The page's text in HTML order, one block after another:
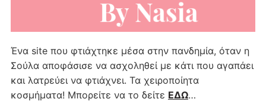
Ένα site που φτιάχτηκε μέσα στην πανδημία, όταν η
Σούλα αποφάσισε να ασχοληθεί με κάτι που αγαπάει
και λατρεύει να φτιάχνει. Τα χειροποίητα
κοσμήματα! Μπορείτε να το δείτε ΕΔΩ…